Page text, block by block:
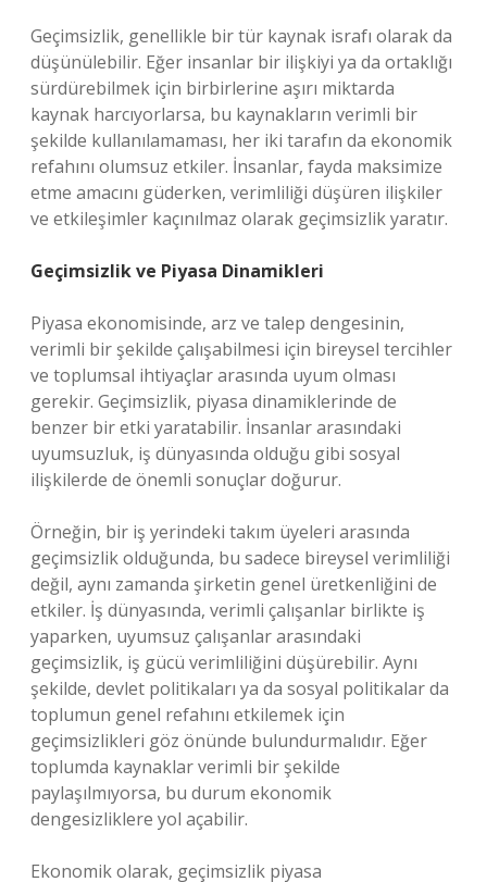
Geçimsizlik, genellikle bir tür kaynak israfı olarak da
düşünülebilir. Eğer insanlar bir ilişkiyi ya da ortaklığı
sürdürebilmek için birbirlerine aşırı miktarda
kaynak harcıyorlarsa, bu kaynakların verimli bir
şekilde kullanılamaması, her iki tarafın da ekonomik
refahını olumsuz etkiler. İnsanlar, fayda maksimize
etme amacını güderken, verimliliği düşüren ilişkiler
ve etkileşimler kaçınılmaz olarak geçimsizlik yaratır.
Geçimsizlik ve Piyasa Dinamikleri
Piyasa ekonomisinde, arz ve talep dengesinin,
verimli bir şekilde çalışabilmesi için bireysel tercihler
ve toplumsal ihtiyaçlar arasında uyum olması
gerekir. Geçimsizlik, piyasa dinamiklerinde de
benzer bir etki yaratabilir. İnsanlar arasındaki
uyumsuzluk, iş dünyasında olduğu gibi sosyal
ilişkilerde de önemli sonuçlar doğurur.
Örneğin, bir iş yerindeki takım üyeleri arasında
geçimsizlik olduğunda, bu sadece bireysel verimliliği
değil, aynı zamanda şirketin genel üretkenliğini de
etkiler. İş dünyasında, verimli çalışanlar birlikte iş
yaparken, uyumsuz çalışanlar arasındaki
geçimsizlik, iş gücü verimliliğini düşürebilir. Aynı
şekilde, devlet politikaları ya da sosyal politikalar da
toplumun genel refahını etkilemek için
geçimsizlikleri göz önünde bulundurmalıdır. Eğer
toplumda kaynaklar verimli bir şekilde
paylaşılmıyorsa, bu durum ekonomik
dengesizliklere yol açabilir.
Ekonomik olarak, geçimsizlik piyasa